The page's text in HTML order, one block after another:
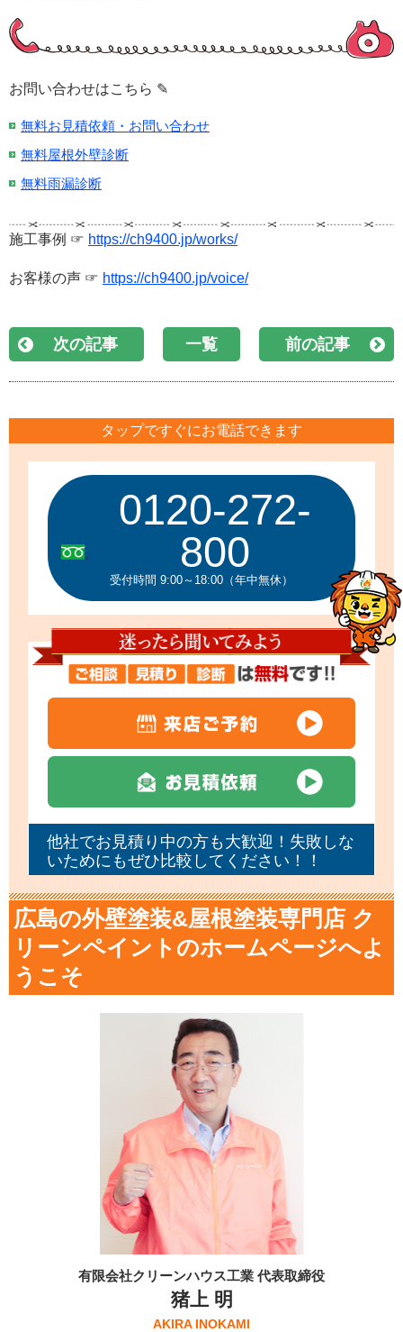
お問い合わせはこちら ✎
無料お見積依頼・お問い合わせ
無料屋根外壁診断
無料雨漏診断
施工事例 ☞ https://ch9400.jp/works/
お客様の声 ☞ https://ch9400.jp/voice/
次の記事 一覧 前の記事
タップですぐにお電話できます
0120-272-
800
受付時間 9:00～18:00（年中無休）
他社でお見積り中の方も大歓迎！失敗しな
いためにもぜひ比較してください！！
広島の外壁塗装&屋根塗装専門店 ク
リーンペイントのホームページへよ
うこそ
有限会社クリーンハウス工業 代表取締役
猪上 明
AKIRA INOKAMI